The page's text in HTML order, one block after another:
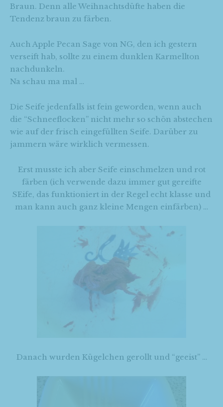
Braun. Denn alle Weihnachtsdüfte haben die
Tendenz braun zu färben.
Auch Apple Pecan Sage von NG, den ich gestern
verseift hab, sollte zu einem dunklen Karmellton
nachdunkeln.
Na schau ma mal …
Die Seife jedenfalls ist fein geworden, wenn auch
die “Schneeflocken” nicht mehr so schön abstechen
wie auf der frisch eingefüllten Seife. Darüber zu
jammern wäre wirklich vermessen.
Erst musste ich aber Seife einschmelzen und rot
färben (ich verwende dazu immer gut gereifte
SEife, das funktioniert in der Regel echt klasse und
man kann auch ganz kleine Mengen einfärben) …
Danach wurden Kügelchen gerollt und “geeist” …